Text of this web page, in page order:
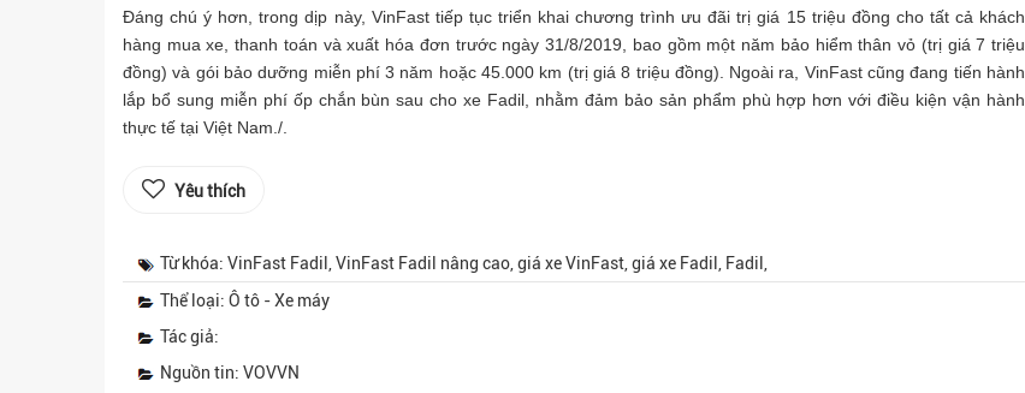
Đáng chú ý hơn, trong dịp này, VinFast tiếp tục triển khai chương trình ưu đãi trị giá 15 triệu đồng cho tất cả khách
hàng mua xe, thanh toán và xuất hóa đơn trước ngày 31/8/2019, bao gồm một năm bảo hiểm thân vỏ (trị giá 7 triệu
đồng) và gói bảo dưỡng miễn phí 3 năm hoặc 45.000 km (trị giá 8 triệu đồng). Ngoài ra, VinFast cũng đang tiến hành
lắp bổ sung miễn phí ốp chắn bùn sau cho xe Fadil, nhằm đảm bảo sản phẩm phù hợp hơn với điều kiện vận hành
thực tế tại Việt Nam./.
Yêu thích
Từ khóa: VinFast Fadil, VinFast Fadil nâng cao, giá xe VinFast, giá xe Fadil, Fadil,
Thể loại: Ô tô - Xe máy
Tác giả:
Nguồn tin: VOVVN